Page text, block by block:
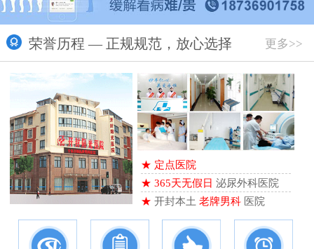
荣誉历程 — 正规规范，放心选择 更多>>
★ 定点医院
★ 365天无假日 泌尿外科医院
★ 开封本土 老牌男科医院